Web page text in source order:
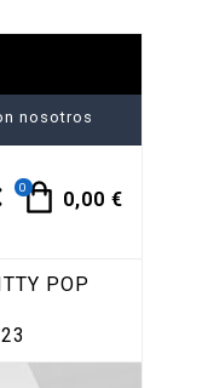
nosotros
0
0,00 €
POP